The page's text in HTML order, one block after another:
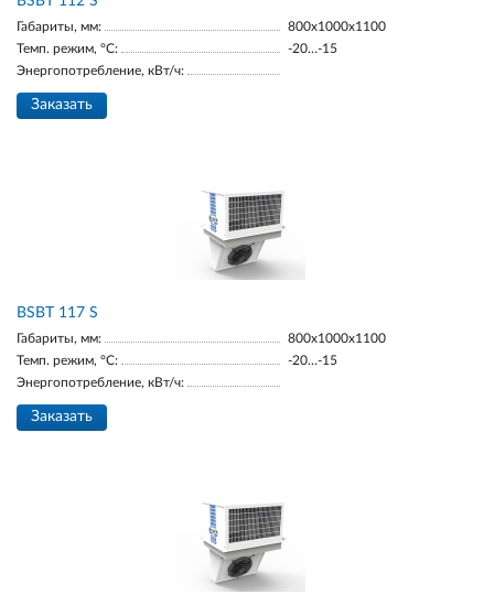
Габариты, мм:
800х1000х1100
Темп. режим, °С:
-20…-15
Энергопотребление, кВт/ч:
Заказать
BSBT 117 S
Габариты, мм:
800х1000х1100
Темп. режим, °С:
-20…-15
Энергопотребление, кВт/ч:
Заказать